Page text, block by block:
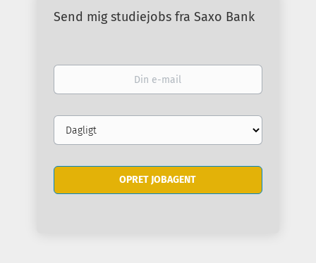
Send mig studiejobs fra Saxo Bank
Din
Email
frequency